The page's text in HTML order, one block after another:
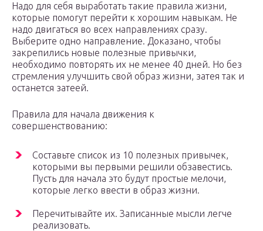
Надо для себя выработать такие правила жизни,
которые помогут перейти к хорошим навыкам. Не
надо двигаться во всех направлениях сразу.
Выберите одно направление. Доказано, чтобы
закрепились новые полезные привычки,
необходимо повторять их не менее 40 дней. Но без
стремления улучшить свой образ жизни, затея так и
останется затеей.
Правила для начала движения к
совершенствованию:
Составьте список из 10 полезных привычек,
которыми вы первыми решили обзавестись.
Пусть для начала это будут простые мелочи,
которые легко ввести в образ жизни.
Перечитывайте их. Записанные мысли легче
реализовать.